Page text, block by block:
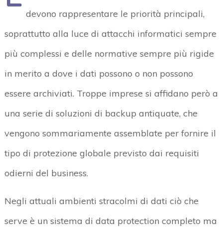
devono rappresentare le priorità principali,
soprattutto alla luce di attacchi informatici sempre
più complessi e delle normative sempre più rigide
in merito a dove i dati possono o non possono
essere archiviati. Troppe imprese si affidano però a
una serie di soluzioni di backup antiquate, che
vengono sommariamente assemblate per fornire il
tipo di protezione globale previsto dai requisiti
odierni del business.
Negli attuali ambienti stracolmi di dati ciò che
serve è un sistema di data protection completo ma